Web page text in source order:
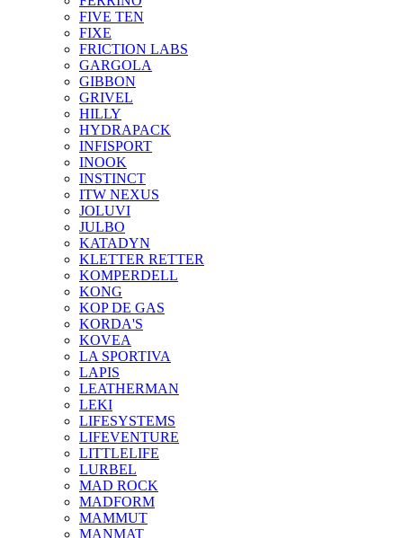
FIVE TEN
FIXE
FRICTION LABS
GARGOLA
GIBBON
GRIVEL
HILLY
HYDRAPACK
INFISPORT
INOOK
INSTINCT
ITW NEXUS
JOLUVI
JULBO
KATADYN
KLETTER RETTER
KOMPERDELL
KONG
KOP DE GAS
KORDA'S
KOVEA
LA SPORTIVA
LAPIS
LEATHERMAN
LEKI
LIFESYSTEMS
LIFEVENTURE
LITTLELIFE
LURBEL
MAD ROCK
MADFORM
MAMMUT
MANMAT